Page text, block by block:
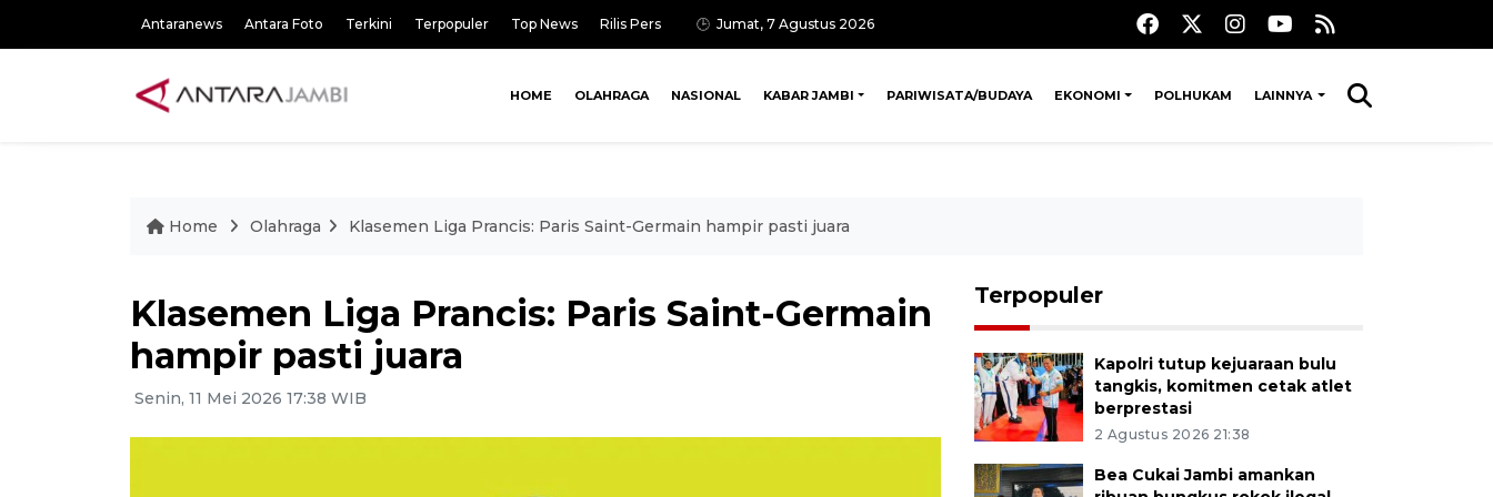
Antaranews Antara Foto Terkini Terpopuler Top News Rilis Pers Jumat, 7 Agustus 2026
HOME OLAHRAGA NASIONAL KABAR JAMBI PARIWISATA/BUDAYA EKONOMI POLHUKAM LAINNYA
Home Olahraga Klasemen Liga Prancis: Paris Saint-Germain hampir pasti juara
Klasemen Liga Prancis: Paris Saint-Germain
hampir pasti juara
Senin, 11 Mei 2026 17:38 WIB
Terpopuler
Kapolri tutup kejuaraan bulu
tangkis, komitmen cetak atlet
berprestasi
2 Agustus 2026 21:38
Bea Cukai Jambi amankan